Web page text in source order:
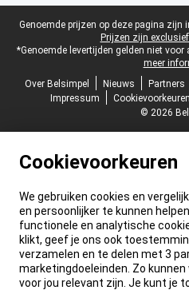
Juridische voettekst
Genoemde prijzen op deze pagina zijn
Prijzen zijn
*Genoemde levertijden gelden niet
meer
Over Belsimpel
Nieuws Partners
Impressum
Cookievoorkeuren
© 2026
Cookievoorkeuren
We gebruiken cookies en
en persoonlijker te kunnen
functionele en analytische
klikt, geef je ons ook
verzamelen en te delen met 3
marketingdoeleinden. Zo
voor jou relevant zijn. Je kunt je